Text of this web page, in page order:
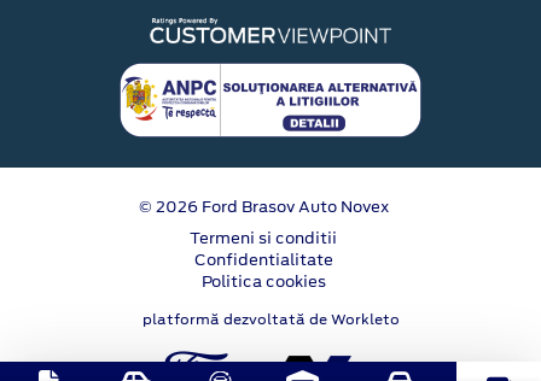
© 2026 Ford Brasov Auto Novex
Termeni si conditii
Confidentialitate
Politica cookies
platformă dezvoltată de Workleto